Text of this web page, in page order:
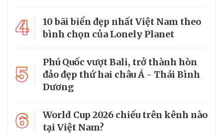
4
10 bãi biển đẹp nhất Việt Nam theo
bình chọn của Lonely Planet
5
Phú Quốc vượt Bali, trở thành hòn
đảo đẹp thứ hai châu Á - Thái Bình
Dương
6
World Cup 2026 chiếu trên kênh nào
tại Việt Nam?